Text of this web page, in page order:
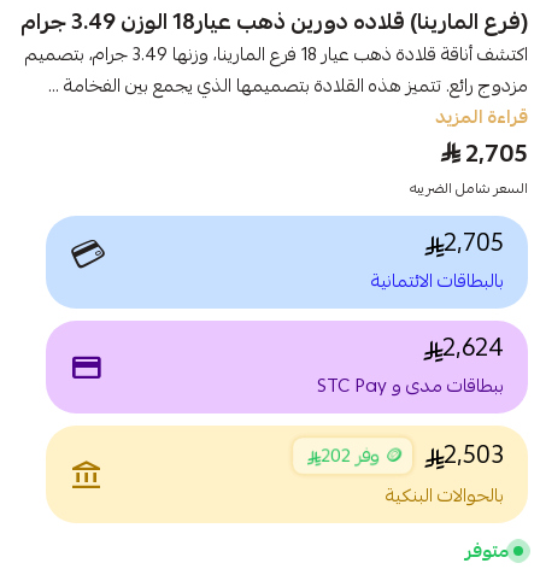
(فرع المارينا) قلاده دورين ذهب عيار18 الوزن 3.49 جرام
اكتشف أناقة قلادة ذهب عيار 18 فرع المارينا، وزنها 3.49 جرام، بتصميم
مزدوج رائع. تتميز هذه القلادة بتصميمها الذي يجمع بين الفخامة ...
قراءة المزيد
2,705
السعر شامل الضريبه
2,705
بالبطاقات الائتمانية 💳
2,624
ببطاقات مدى و STC Pay payment
2,503 🪙 وفر 202
بالحوالات البنكية
account_balance
متوفر